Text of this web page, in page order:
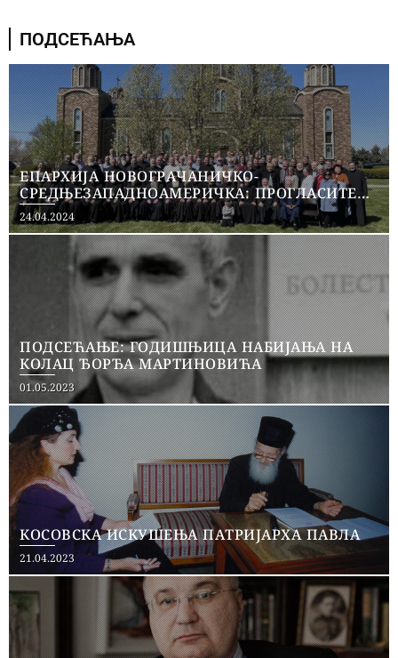
ПОДСЕЋАЊА
ЕПАРХИЈА НОВОГРАЧАНИЧКО-
СРЕДЊЕЗАПАДНОАМЕРИЧКА: ПРОГЛАСИТЕ
КИМ ОКУПИРАНОМ ТЕРИТОРИЈОМ И
ПОНИШТИТЕ СВЕ СПОРАЗУМЕ СА БРИСЕЛОМ
И ПРИШТИНОМ
Posted
on
24.04.2024
ПОДСЕЋАЊЕ: ГОДИШЊИЦА НАБИЈАЊА НА
КОЛАЦ ЂОРЂА МАРТИНОВИЋА
Posted
on
01.05.2023
КОСОВСКА ИСКУШЕЊА ПАТРИЈАРХА ПАВЛА
Posted
on
21.04.2023